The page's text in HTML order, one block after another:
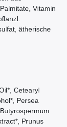
Vitamin
ätherische
Cetearyl
Persea
Prunus